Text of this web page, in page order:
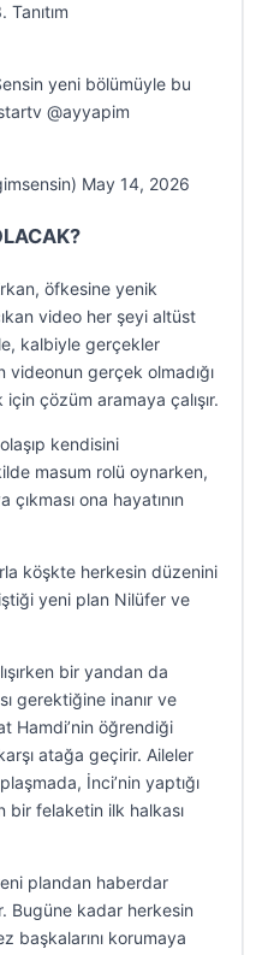
yeni bölümüyle bu
@ayyapim
May 14, 2026
öfkesine yenik
video her şeyi altüst
kalbiyle gerçekler
videonun gerçek olmadığı
çözüm aramaya çalışır.
kendisini
masum rolü oynarken,
çıkması ona hayatının
köşkte herkesin düzenini
yeni plan Nilüfer ve
bir yandan da
gerektiğine inanır ve
Hamdi’nin öğrendiği
atağa geçirir. Aileler
İnci’nin yaptığı
bir felaketin ilk halkası
plandan haberdar
Bugüne kadar herkesin
başkalarını korumaya